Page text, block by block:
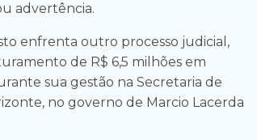
advertência.
enfrenta outro processo judicial,
de R$ 6,5 milhões em
sua gestão na Secretaria de
no governo de Marcio Lacerda